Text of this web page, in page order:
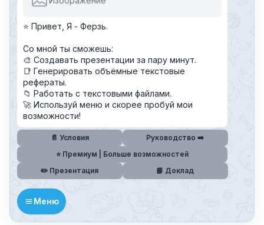
⭐️ Привет, Я - Ферзь.
Со мной ты сможешь:
🎨 Создавать презентации за пару минут.
📑 Генерировать объёмные текстовые
рефераты.
📁 Работать с текстовыми файлами.
🚀 Используй меню и скорее пробуй мои
возможности!
📄 Условия
Руководство ➡️
⭐️ Премиум | Больше возможностей
✏️ Презентация
📘 Доклад
Меню